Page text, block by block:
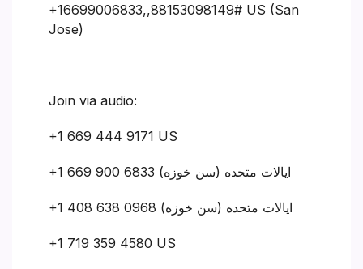
+16699006833,,88153098149# US (San
Jose)
Join via audio:
+1 669 444 9171 US
+1 669 900 6833 ایالات متحده (سن خوزه)
+1 408 638 0968 ایالات متحده (سن خوزه)
+1 719 359 4580 US